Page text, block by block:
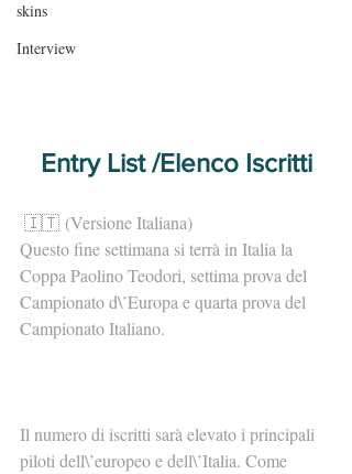
skins
Interview
Entry List /Elenco Iscritti
🇮🇹 (Versione Italiana)
Questo fine settimana si terrà in Italia la
Coppa Paolino Teodori, settima prova del
Campionato d\’Europa e quarta prova del
Campionato Italiano.
Il numero di iscritti sarà elevato i principali
piloti dell\’europeo e dell\’Italia. Come